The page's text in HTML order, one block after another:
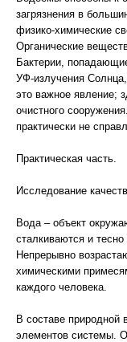
загрязнения в
физико-химические
Органические
Бактерии,
УФ-излучения
это важное явление;
очистного
практически не
Практическая часть.
Исследование
Вода – объект
сталкиваются и
Непрерывно
химическими
каждого человека.
В составе
элементов системы.